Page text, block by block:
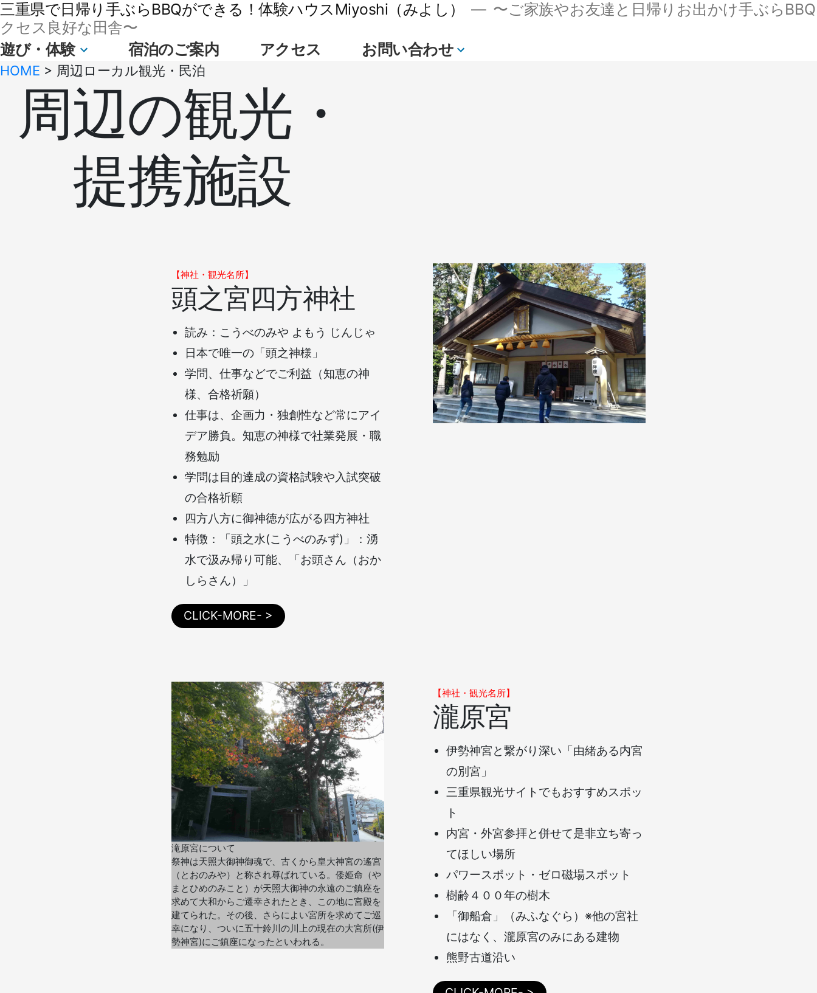
三重県で日帰り手ぶらBBQができる！体験ハウスMiyoshi（みよし）
〜ご家族やお友達と日帰りお出かけ手ぶら
クセス良好な田舎〜
遊び・体験 宿泊のご案内 アクセス
お問い合わせ
HOME > 周辺ローカル観光・民泊
周辺の観光・
提携施設
【神社・観光名所】
頭之宮四方神社
読み：こうべのみや よもう じんじゃ
日本で唯一の「頭之神様」
学問、仕事などでご利益（知恵の神
様、合格祈願）
仕事は、企画力・独創性など常にアイ
デア勝負。知恵の神様で社業発展・職
務勉励
学問は目的達成の資格試験や入試突破
の合格祈願
四方八方に御神徳が広がる四方神社
特徴：「頭之水(こうべのみず)」：湧
水で汲み帰り可能、「お頭さん（おか
しらさん）」
CLICK-MORE- >
【神社・観光名所】
瀧原宮
伊勢神宮と繋がり深い「由緒ある内宮
の別宮」
三重県観光サイトでもおすすめスポッ
ト
内宮・外宮参拝と併せて是非立ち寄っ
てほしい場所
パワースポット・ゼロ磁場スポット
樹齢４００年の樹木
「御船倉」（みふなぐら）※他の宮社
にはなく、瀧原宮のみにある建物
熊野古道沿い
滝原宮について
祭神は天照大御神御魂で、古くから皇大神宮の遙宮
（とおのみや）と称され尊ばれている。倭姫命（や
まとひめのみこと）が天照大御神の永遠のご鎮座を
求めて大和からご遷幸されたとき、この地に宮殿を
建てられた。その後、さらによい宮所を求めてご巡
幸になり、ついに五十鈴川の川上の現在の大宮所(伊
勢神宮)にご鎮座になったといわれる。